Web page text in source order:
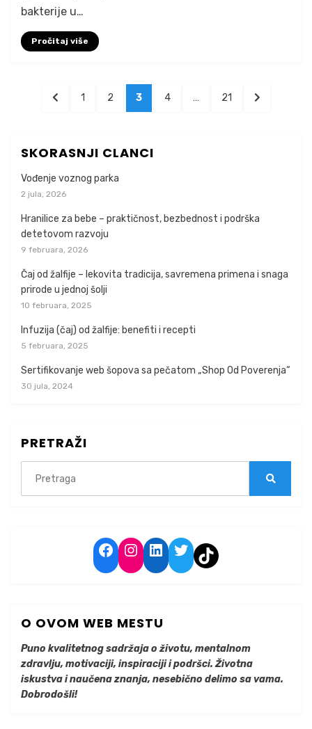
bakterije u…
Pročitaj više
KretanjePREDHODNA
STRANICA
1 STRANICA
2 STRANICA
3 STRANICA
4 … STRANICA
21
SLEDECA
SKORASNJI CLANCI
Vođenje voznog parka
2 jula, 2026
Hranilice za bebe – praktičnost, bezbednost i podrška
detetovom razvoju
9 februara, 2026
Čaj od žalfije – lekovita tradicija, savremena primena i snaga
prirode u jednoj šolji
10 februara, 2025
Infuzija (čaj) od žalfije: benefiti i recepti
5 februara, 2025
Sertifikovanje web šopova sa pečatom „Shop Od Poverenja“
30 jula, 2024
PRETRAŽI
for:
Facebook
Instagram
LinkedIn
TwitterTikTok
O OVOM WEB MESTU
Puno kvalitetnog sadržaja o životu, mentalnom
zdravlju, motivaciji, inspiraciji i podršci. Životna
iskustva i naučena znanja, nesebično delimo sa vama.
Dobrodošli!